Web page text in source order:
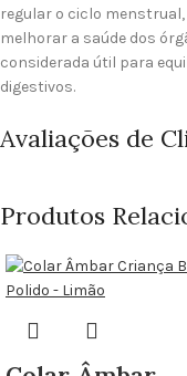
regular o ciclo
melhorar a saúde dos
considerada útil para
digestivos.
Avaliações de
Produtos